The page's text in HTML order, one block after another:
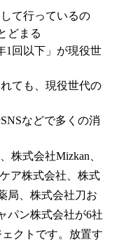
て行っているの
どまる
1回以下」が現役世
ても、現役世代の
などで多くの消
株式会社Mizkan、
ア株式会社、株式
局、株式会社刀お
パン株式会社が6社
クトです。放置す